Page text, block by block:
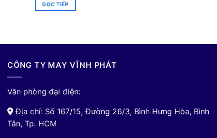
ĐỌC TIẾP
CÔNG TY MAY VĨNH PHÁT
Văn phòng đại điện:
Địa chỉ: Số 167/15, Đường 26/3, Bình Hưng Hòa, Bình
Tân, Tp. HCM